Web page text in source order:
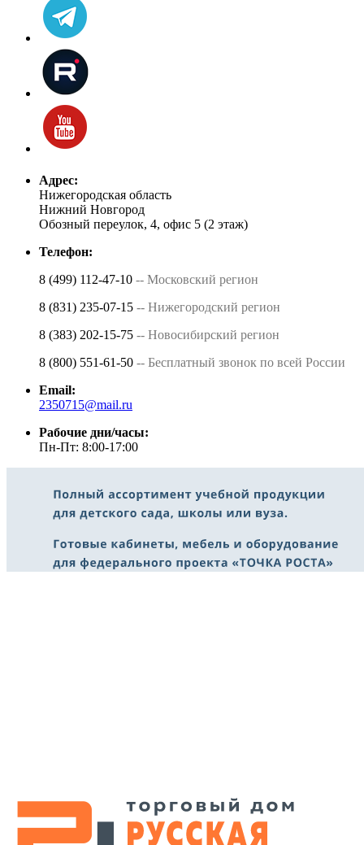
Адрес:
Нижегородская область
Нижний Новгород
Обозный переулок, 4, офис 5 (2 этаж)
Телефон:
8 (499) 112-47-10 -- Московский регион
8 (831) 235-07-15 -- Нижегородский регион
8 (383) 202-15-75 -- Новосибирский регион
8 (800) 551-61-50 -- Бесплатный звонок по всей России
Email:
2350715@mail.ru
Рабочие дни/часы:
Пн-Пт: 8:00-17:00